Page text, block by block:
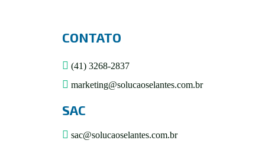
CONTATO
(41) 3268-2837
marketing@solucaoselantes.com.br
SAC
sac@solucaoselantes.com.br